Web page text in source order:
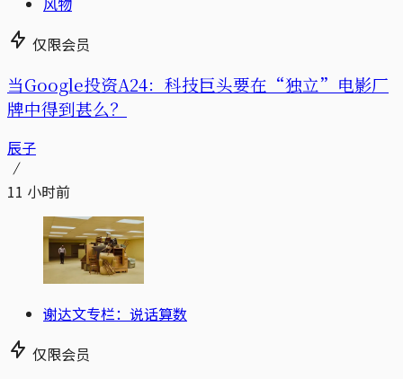
仅限会员
当Google投资A24：科技巨头要在“独立”电影厂
牌中得到甚么？
辰子
11 小时前
谢达文专栏：说话算数
仅限会员